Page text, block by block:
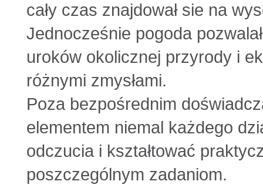
cały czas znajdował sie na
Jednocześnie pogoda
uroków okolicznej przyrody i
różnymi zmysłami.
Poza bezpośrednim
elementem niemal każdego
odczucia i kształtować
poszczególnym zadaniom.